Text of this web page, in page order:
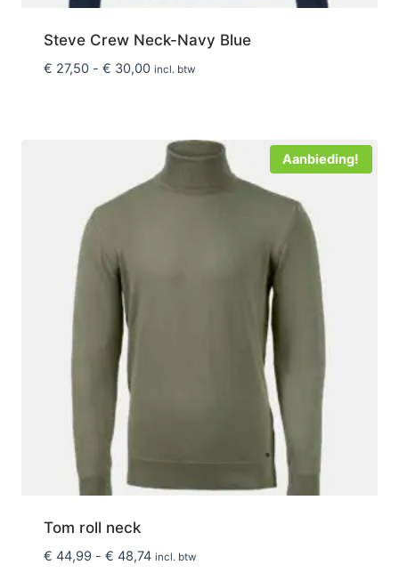
Steve Crew Neck-Navy Blue
€ 27,50 - € 30,00Prijsklasse:
incl. btw
Aanbieding!
Tom roll neck
€ 44,99 - € 48,74Prijsklasse:
incl. btw